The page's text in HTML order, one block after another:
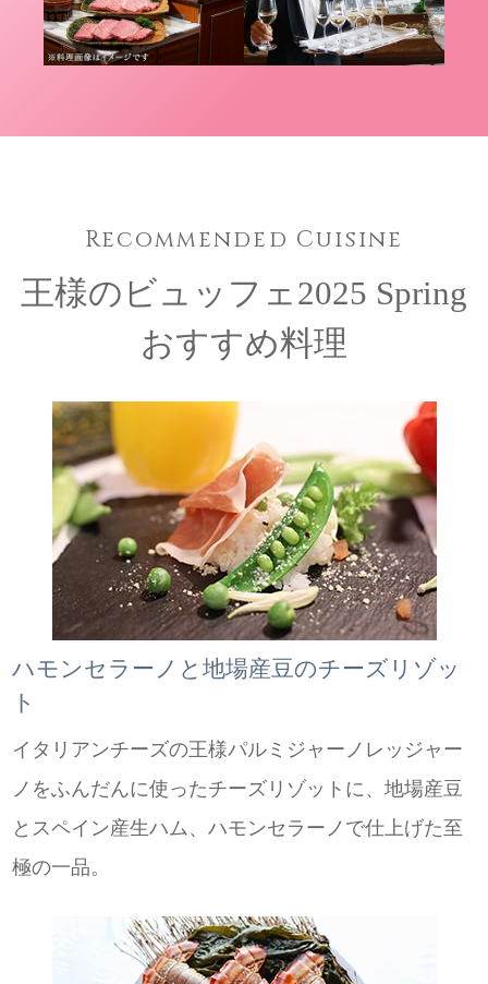
Recommended Cuisine
王様のビュッフェ2025 Spring
おすすめ料理
ハモンセラーノと地場産豆のチーズリゾッ
ト
イタリアンチーズの王様パルミジャーノレッジャー
ノをふんだんに使ったチーズリゾットに、地場産豆
とスペイン産生ハム、ハモンセラーノで仕上げた至
極の一品。